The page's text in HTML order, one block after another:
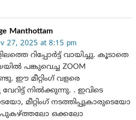
Manthottam
27, 2025 at 8:15 pm
റിപ്പോർട്ട് വായിച്ചു. കൂടാതെ
പങ്കുവെച്ച ZOOM
ഈ മീറ്റിംഗ് വളരെ
നിൽക്കുന്നു. . ഇവിടെ
മീറ്റിംഗ് നടത്തിപ്പുകാരുടെയോ
പുകഴ്ത്തലോ ഒക്കലോ